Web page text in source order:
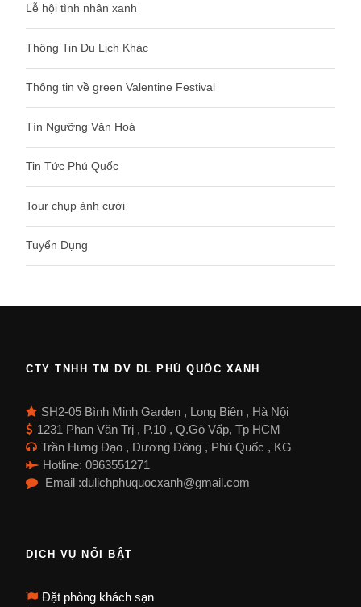
Lễ hội tình nhân xanh
Thông Tin Du Lịch Khác
Thông tin về green Valentine Festival
Tín Ngưỡng Văn Hoá
Tin Tức Phú Quốc
Tour chụp ảnh cưới
Tuyển Dụng
CTY TNHH TM DV DL PHÚ QUỐC XANH
SH2-05 Bình Minh Garden , Long Biên , Hà Nội
1231 Phan Văn Trị , P.10 , Q.Gò Vấp, Tp HCM
Trần Hưng Đạo , Dương Đông , Phú Quốc , KG
Hotline: 0963551271
Email :dulichphuquocxanh@gmail.com
DỊCH VỤ NỔI BẬT
Đặt phòng khách sạn